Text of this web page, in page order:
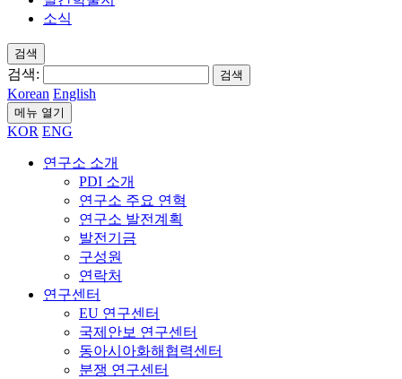
소식
검색
검색: 검색
Korean English
메뉴 열기
KOR ENG
연구소 소개
PDI 소개
연구소 주요 연혁
연구소 발전계획
발전기금
구성원
연락처
연구센터
EU 연구센터
국제안보 연구센터
동아시아화해협력센터
분쟁 연구센터